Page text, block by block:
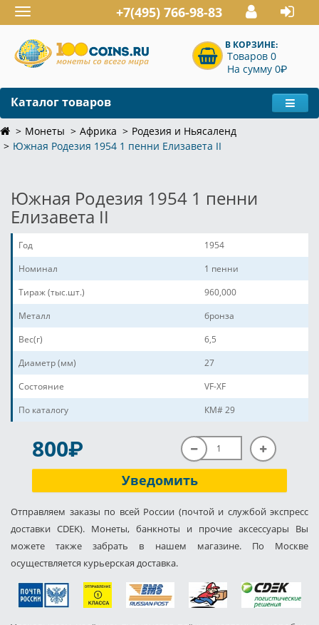
Toggle
navigation
+7(495) 766-98-83
В КОРЗИНЕ:
Товаров 0
На сумму 0P
Каталог товаров
Монеты Африка
Родезия и Ньясаленд
Южная Родезия 1954 1 пенни Елизавета II
Южная Родезия 1954 1 пенни
Елизавета II
Год
1954
Номинал
1 пенни
Тираж (тыс.шт.)
960,000
Металл
бронза
Вес(г)
6,5
Диаметр (мм)
27
Состояние
VF-XF
По каталогу
КМ# 29
800P
Уведомить
Отправляем заказы по всей России (почтой и службой экспресс
доставки CDEK). Монеты, банкноты и прочие аксессуары Вы
можете также забрать в нашем магазине. По Москве
осуществляется курьерская доставка.